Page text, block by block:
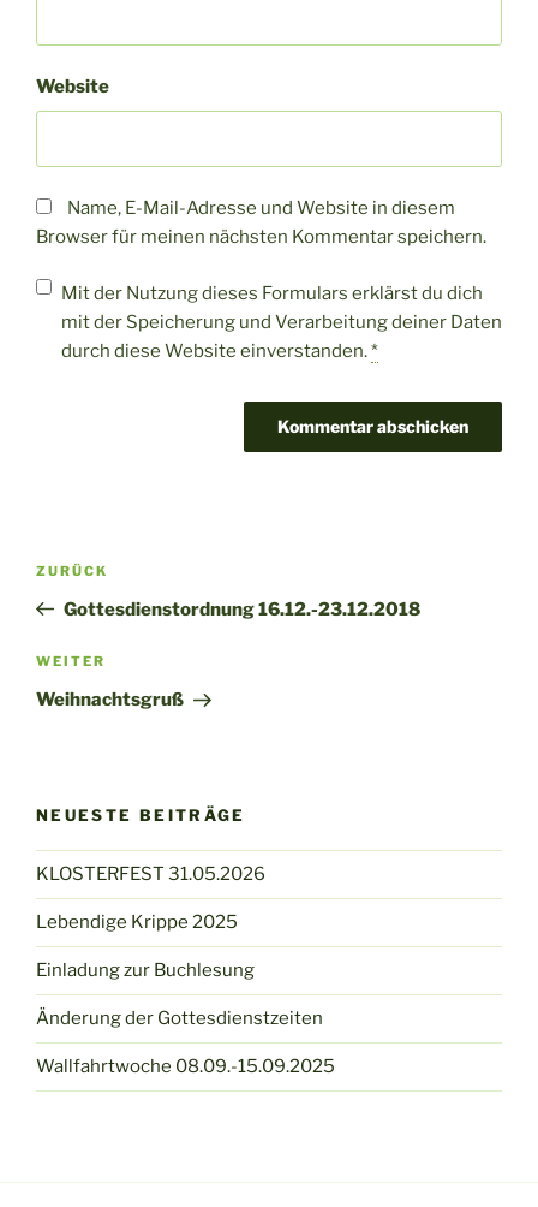
Website
Name, E-Mail-Adresse und Website in diesem
Browser für meinen nächsten Kommentar speichern.
Mit der Nutzung dieses Formulars erklärst du dich
mit der Speicherung und Verarbeitung deiner Daten
durch diese Website einverstanden.*
Beitragsnavigation
Vorheriger
Beitrag
ZURÜCK
Gottesdienstordnung 16.12.-23.12.2018
Nächster
Beitrag
WEITER
Weihnachtsgruß
NEUESTE BEITRÄGE
KLOSTERFEST 31.05.2026
Lebendige Krippe 2025
Einladung zur Buchlesung
Änderung der Gottesdienstzeiten
Wallfahrtwoche 08.09.-15.09.2025